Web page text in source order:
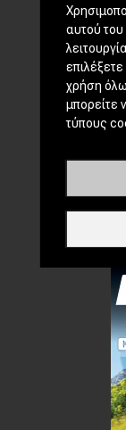
αυτού του
χρήση
μπορείτε
τύπους